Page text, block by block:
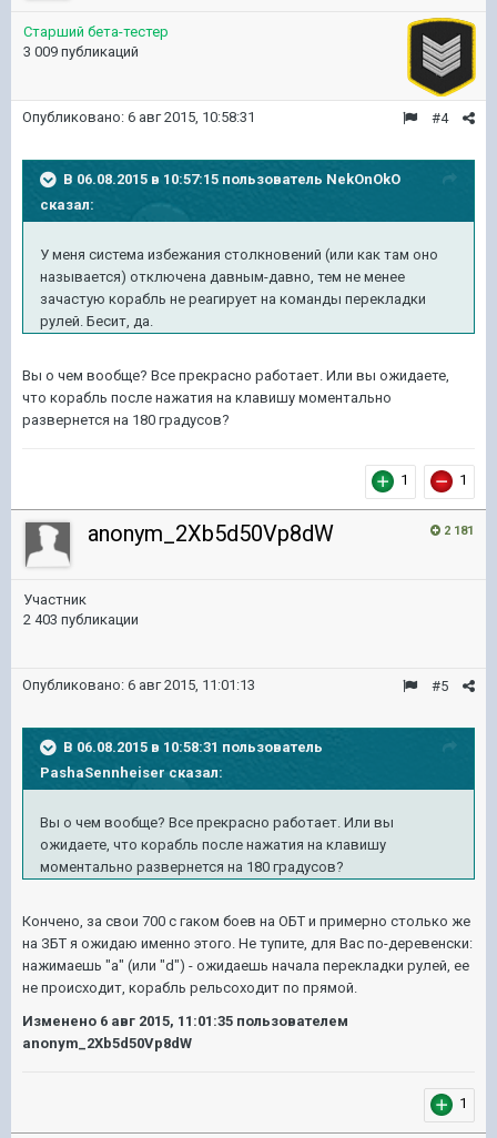
Старший бета-тестер
3 009 публикаций
#4
Опубликовано: 6 авг 2015, 10:58:31
В 06.08.2015 в 10:57:15 пользователь NekOnOkO
сказал:
У меня система избежания столкновений (или как там оно
называется) отключена давным-давно, тем не менее
зачастую корабль не реагирует на команды перекладки
рулей. Бесит, да.
Вы о чем вообще? Все прекрасно работает. Или вы ожидаете,
что корабль после нажатия на клавишу моментально
развернется на 180 градусов?
1 1
2 181
anonym_2Xb5d50Vp8dW
Участник
2 403 публикации
#5
Опубликовано: 6 авг 2015, 11:01:13
В 06.08.2015 в 10:58:31 пользователь
PashaSennheiser сказал:
Вы о чем вообще? Все прекрасно работает. Или вы
ожидаете, что корабль после нажатия на клавишу
моментально развернется на 180 градусов?
Кончено, за свои 700 с гаком боев на ОБТ и примерно столько же
на ЗБТ я ожидаю именно этого. Не тупите, для Вас по-деревенски:
нажимаешь "а" (или "d") - ожидаешь начала перекладки рулей, ее
не происходит, корабль рельсоходит по прямой.
Изменено 6 авг 2015, 11:01:35 пользователем
anonym_2Xb5d50Vp8dW
1